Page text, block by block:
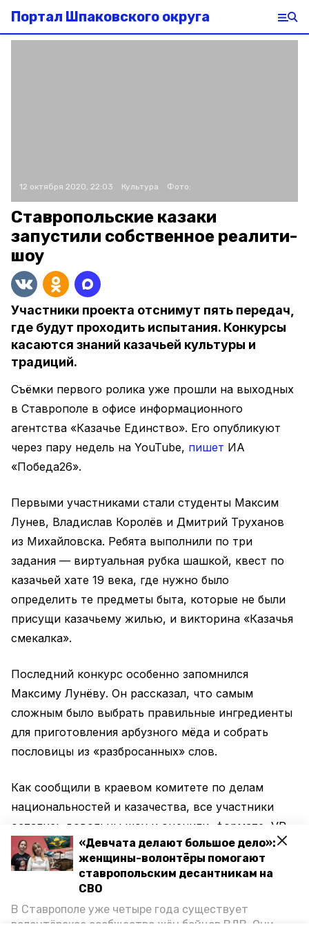
«Девчата делают большое дело»:
женщины-волонтёры помогают
ставропольским десантникам на
СВО
В Ставрополе уже четыре года существует
волонтёрское сообщество жён бойцов ВДВ. Они
Портал Шпаковского округа
12 октября 2020, 22:03 Культура Фото:
Ставропольские казаки
запустили собственное реалити-
шоу
Участники проекта отснимут пять передач,
где будут проходить испытания. Конкурсы
касаются знаний казачьей культуры и
традиций.
Съёмки первого ролика уже прошли на выходных
в Ставрополе в офисе информационного
агентства «Казачье Единство». Его опубликуют
через пару недель на YouTube, пишет ИА
«Победа26».
Первыми участниками стали студенты Максим
Лунев, Владислав Королёв и Дмитрий Труханов
из Михайловска. Ребята выполнили по три
задания — виртуальная рубка шашкой, квест по
казачьей хате 19 века, где нужно было
определить те предметы быта, которые не были
присущи казачьему жилью, и викторина «Казачья
смекалка».
Последний конкурс особенно запомнился
Максиму Лунёву. Он рассказал, что самым
сложным было выбрать правильные ингредиенты
для приготовления арбузного мёда и собрать
пословицы из «разбросанных» слов.
Как сообщили в краевом комитете по делам
национальностей и казачества, все участники
остались довольны шоу и оценили формате VR-
технологий. Организаторы проекта рассказали,
что съёмка следующего ролика запланирована на
17 октября в станице Темнолесской. Также до
декабря шоу приедет в Михайловск и на
Кавминводы.